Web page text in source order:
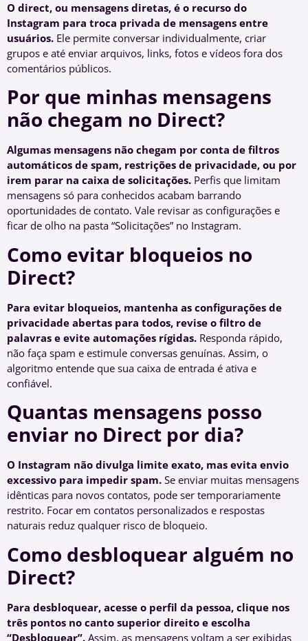
O direct, ou mensagens diretas, é o recurso do
Instagram para troca privada de mensagens entre
usuários. Ele permite conversar individualmente, criar
grupos e até enviar arquivos, links, fotos e vídeos fora dos
comentários públicos.
Por que minhas mensagens
não chegam no Direct?
Algumas mensagens não chegam por conta de filtros
automáticos de spam, restrições de privacidade, ou por
irem parar na caixa de solicitações. Perfis que limitam
mensagens só para conhecidos acabam barrando
oportunidades de contato. Vale revisar as configurações e
ficar de olho na pasta “Solicitações” no Instagram.
Como evitar bloqueios no
Direct?
Para evitar bloqueios, mantenha as configurações de
privacidade abertas para todos, revise o filtro de
palavras e evite automações rígidas. Responda rápido,
não faça spam e estimule conversas genuínas. Assim, o
algoritmo entende que sua caixa de entrada é ativa e
confiável.
Quantas mensagens posso
enviar no Direct por dia?
O Instagram não divulga limite exato, mas evita envio
excessivo para impedir spam. Se enviar muitas mensagens
idênticas para novos contatos, pode ser temporariamente
restrito. Focar em contatos personalizados e respostas
naturais reduz qualquer risco de bloqueio.
Como desbloquear alguém no
Direct?
Para desbloquear, acesse o perfil da pessoa, clique nos
três pontos no canto superior direito e escolha
“Desbloquear”. Assim, as mensagens voltam a ser exibidas